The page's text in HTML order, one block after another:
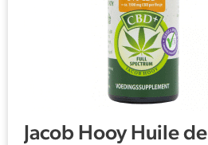
Jacob Hooy Huile de